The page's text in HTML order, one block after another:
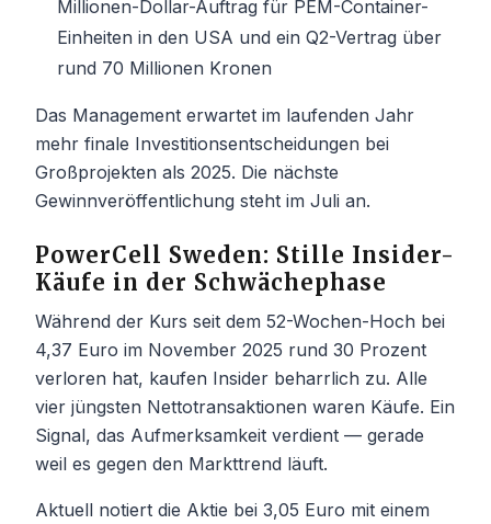
Millionen-Dollar-Auftrag für PEM-Container-
Einheiten in den USA und ein Q2-Vertrag über
rund 70 Millionen Kronen
Das Management erwartet im laufenden Jahr
mehr finale Investitionsentscheidungen bei
Großprojekten als 2025. Die nächste
Gewinnveröffentlichung steht im Juli an.
PowerCell Sweden: Stille Insider-
Käufe in der Schwächephase
Während der Kurs seit dem 52-Wochen-Hoch bei
4,37 Euro im November 2025 rund 30 Prozent
verloren hat, kaufen Insider beharrlich zu. Alle
vier jüngsten Nettotransaktionen waren Käufe. Ein
Signal, das Aufmerksamkeit verdient — gerade
weil es gegen den Markttrend läuft.
Aktuell notiert die Aktie bei 3,05 Euro mit einem